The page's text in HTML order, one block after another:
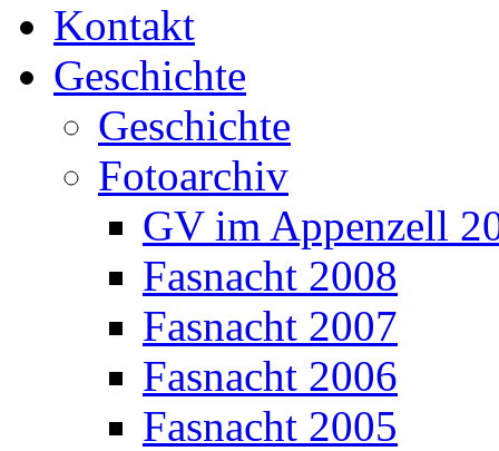
Kontakt
Geschichte
Geschichte
Fotoarchiv
GV im Appenzell
Fasnacht 2008
Fasnacht 2007
Fasnacht 2006
Fasnacht 2005